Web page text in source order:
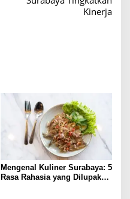
Kinerja
Mengenal Kuliner Surabaya: 5
Rasa Rahasia yang Dilupakan